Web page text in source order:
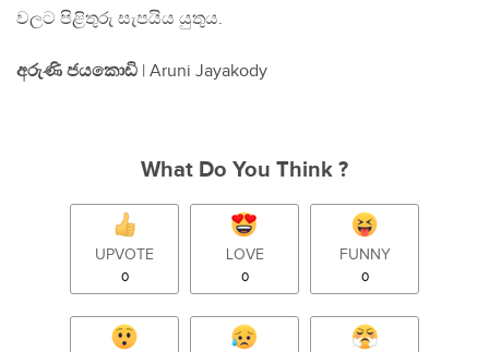
වලට පිළිතුරු සැපයිය යුතුය.
අරුණි ජයකොඩි | Aruni Jayakody
What Do You Think ?
UPVOTE
0
LOVE
0
FUNNY
0